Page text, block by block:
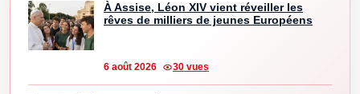
À Assise, Léon XIV vient réveiller les
rêves de milliers de jeunes Européens
6 août 2026 30 vues